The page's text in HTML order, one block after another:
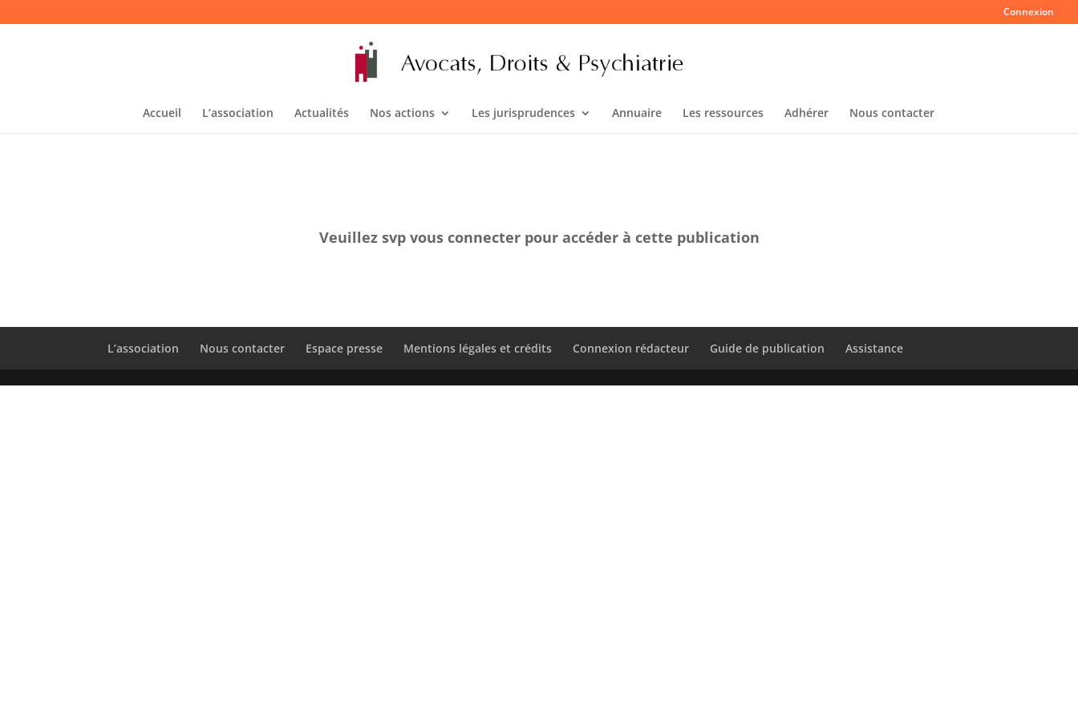
Connexion
Accueil L’association Actualités Nos actions Les jurisprudences Annuaire Les ressources Adhérer Nous contacter
Veuillez svp vous connecter pour accéder à cette publication
L’association Nous contacter Espace presse Mentions légales et crédits Connexion rédacteur Guide de publication Assistance